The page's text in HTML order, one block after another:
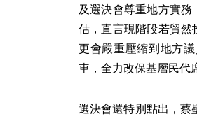
及選決會尊重地方實
估，直言現階段若貿然
更會嚴重壓縮到地方
車，全力改保基層民代
選決會還特別點出，蔡